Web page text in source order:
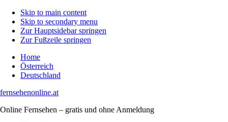
Skip to main content
Skip to secondary menu
Zur Hauptsidebar springen
Zur Fußzeile springen
Home
Österreich
Deutschland
fernsehenonline.at
Online Fernsehen – gratis und ohne Anmeldung